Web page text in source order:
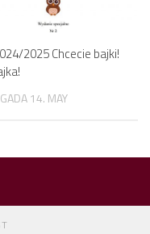
2025 Chcecie bajki!
14. MAY